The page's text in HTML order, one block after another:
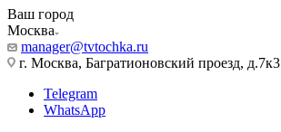
Ваш город
Москва
manager@tvtochka.ru
г. Москва, Багратионовский проезд, д.7к3
Telegram
WhatsApp